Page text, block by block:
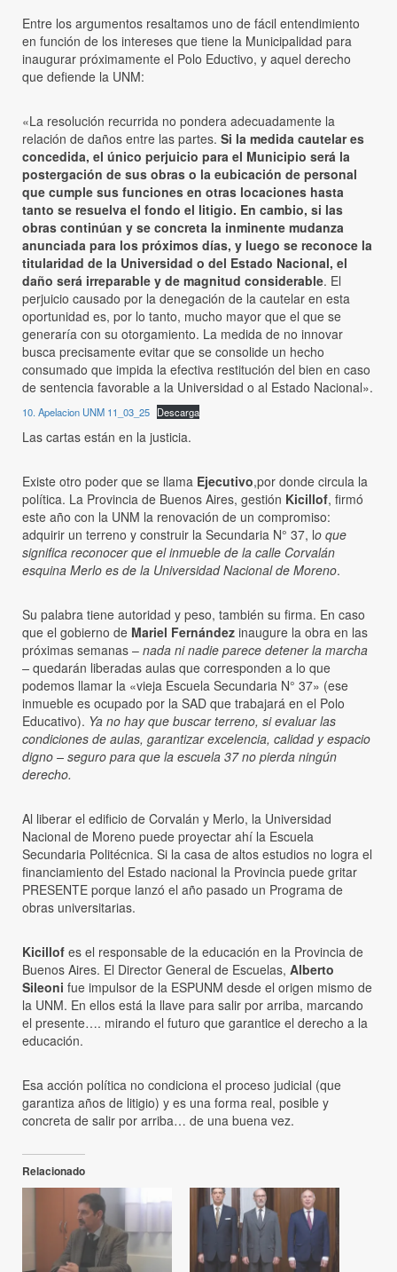
Entre los argumentos resaltamos uno de fácil entendimiento
en función de los intereses que tiene la Municipalidad para
inaugurar próximamente el Polo Eductivo, y aquel derecho
que defiende la UNM:
«La resolución recurrida no pondera adecuadamente la
relación de daños entre las partes. Si la medida cautelar es
concedida, el único perjuicio para el Municipio será la
postergación de sus obras o la eubicación de personal
que cumple sus funciones en otras locaciones hasta
tanto se resuelva el fondo el litigio. En cambio, si las
obras continúan y se concreta la inminente mudanza
anunciada para los próximos días, y luego se reconoce la
titularidad de la Universidad o del Estado Nacional, el
daño será irreparable y de magnitud considerable. El
perjuicio causado por la denegación de la cautelar en esta
oportunidad es, por lo tanto, mucho mayor que el que se
generaría con su otorgamiento. La medida de no innovar
busca precisamente evitar que se consolide un hecho
consumado que impida la efectiva restitución del bien en caso
de sentencia favorable a la Universidad o al Estado Nacional».
10. Apelacion UNM 11_03_25 Descarga
Las cartas están en la justicia.
Existe otro poder que se llama Ejecutivo,por donde circula la
política. La Provincia de Buenos Aires, gestión Kicillof, firmó
este año con la UNM la renovación de un compromiso:
adquirir un terreno y construir la Secundaria N° 37, lo que
significa reconocer que el inmueble de la calle Corvalán
esquina Merlo es de la Universidad Nacional de Moreno.
Su palabra tiene autoridad y peso, también su firma. En caso
que el gobierno de Mariel Fernández inaugure la obra en las
próximas semanas – nada ni nadie parece detener la marcha
– quedarán liberadas aulas que corresponden a lo que
podemos llamar la «vieja Escuela Secundaria N° 37» (ese
inmueble es ocupado por la SAD que trabajará en el Polo
Educativo). Ya no hay que buscar terreno, si evaluar las
condiciones de aulas, garantizar excelencia, calidad y espacio
digno – seguro para que la escuela 37 no pierda ningún
derecho.
Al liberar el edificio de Corvalán y Merlo, la Universidad
Nacional de Moreno puede proyectar ahí la Escuela
Secundaria Politécnica. Si la casa de altos estudios no logra el
financiamiento del Estado nacional la Provincia puede gritar
PRESENTE porque lanzó el año pasado un Programa de
obras universitarias.
Kicillof es el responsable de la educación en la Provincia de
Buenos Aires. El Director General de Escuelas, Alberto
Sileoni fue impulsor de la ESPUNM desde el origen mismo de
la UNM. En ellos está la llave para salir por arriba, marcando
el presente…. mirando el futuro que garantice el derecho a la
educación.
Esa acción política no condiciona el proceso judicial (que
garantiza años de litigio) y es una forma real, posible y
concreta de salir por arriba… de una buena vez.
Relacionado